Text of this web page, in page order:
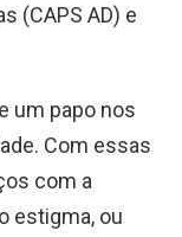
(CAPS AD) e
um papo nos
Com essas
com a
estigma, ou